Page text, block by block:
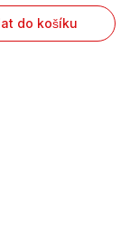
do košíku